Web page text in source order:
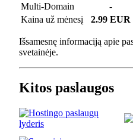
Multi-Domain
-
Kaina už mėnesį
2.99 EUR
Išsamesnę informaciją apie
svetainėje.
Kitos paslaugos